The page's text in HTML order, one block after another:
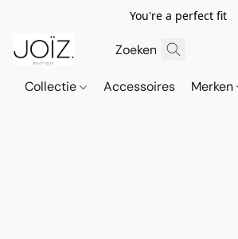
You're a perfect fit
Collectie Accessoires Merken